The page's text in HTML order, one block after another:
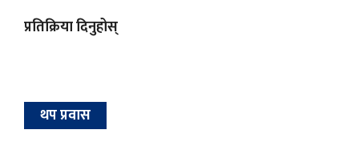
प्रतिक्रिया दिनुहोस्
थप प्रवास